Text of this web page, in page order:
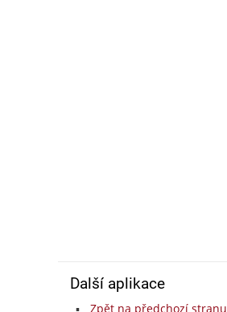
Další aplikace
Zpět na předchozí stranu